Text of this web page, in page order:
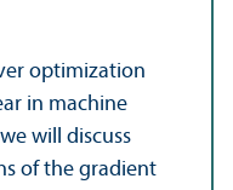
optimization
in machine
will discuss
of the gradient